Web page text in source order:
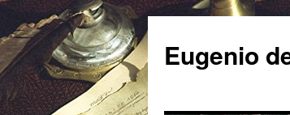
Eugenio